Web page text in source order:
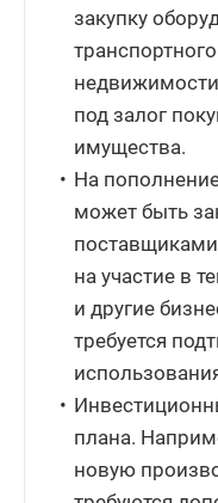
закупку
под залог
имущества.
На
может быть
на участие в
и другие
требуется
плана.
новую